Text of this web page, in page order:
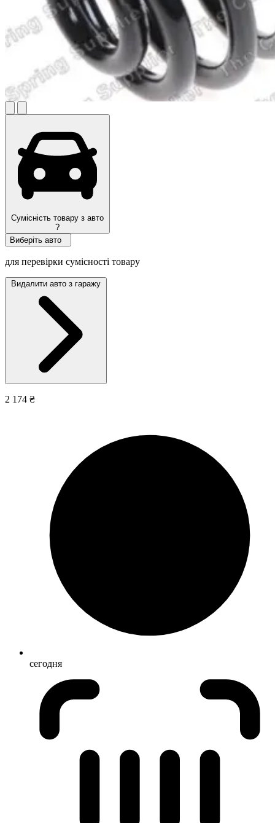
Сумісність товару з авто
?
Виберіть авто
для перевірки сумісності товару
Видалити авто з гаражу
2 174 ₴
сегодня